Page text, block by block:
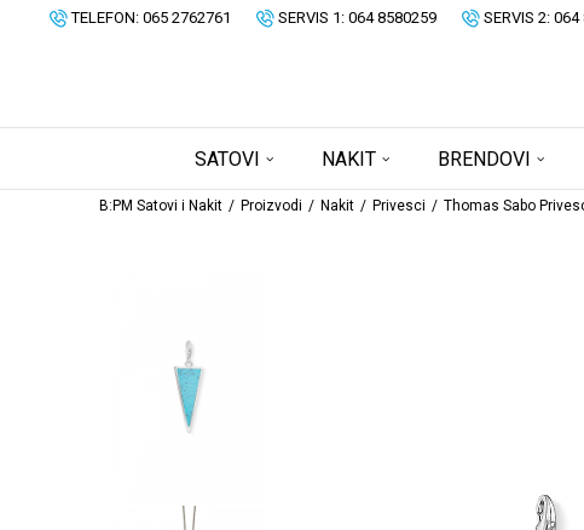
TELEFON: 065 2762761 SERVIS 1: 064 8580259 SERVIS 2:
SATOVI NAKIT BRENDOVI
B:PM Satovi i Nakit Proizvodi Nakit Privesci Thomas Sabo